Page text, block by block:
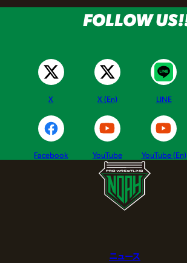
FOLLOW
X X (En) LINE
Facebook YouTube YouTube (En)
ニュース